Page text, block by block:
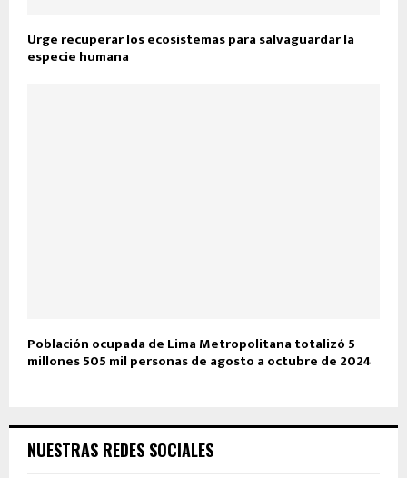
Urge recuperar los ecosistemas para salvaguardar la
especie humana
Población ocupada de Lima Metropolitana totalizó 5
millones 505 mil personas de agosto a octubre de 2024
NUESTRAS REDES SOCIALES